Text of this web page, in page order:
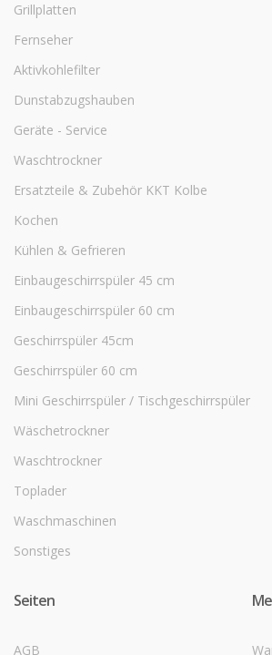
Grillplatten
Fernseher
Aktivkohlefilter
Dunstabzugshauben
Geräte - Service
Waschtrockner
Ersatzteile & Zubehör KKT Kolbe
Kochen
Kühlen & Gefrieren
Einbaugeschirrspüler 45 cm
Einbaugeschirrspüler 60 cm
Geschirrspüler 45cm
Geschirrspüler 60 cm
Mini Geschirrspüler / Tischgeschirrspüler
Wäschetrockner
Waschtrockner
Toplader
Waschmaschinen
Sonstiges
Seiten
AGB